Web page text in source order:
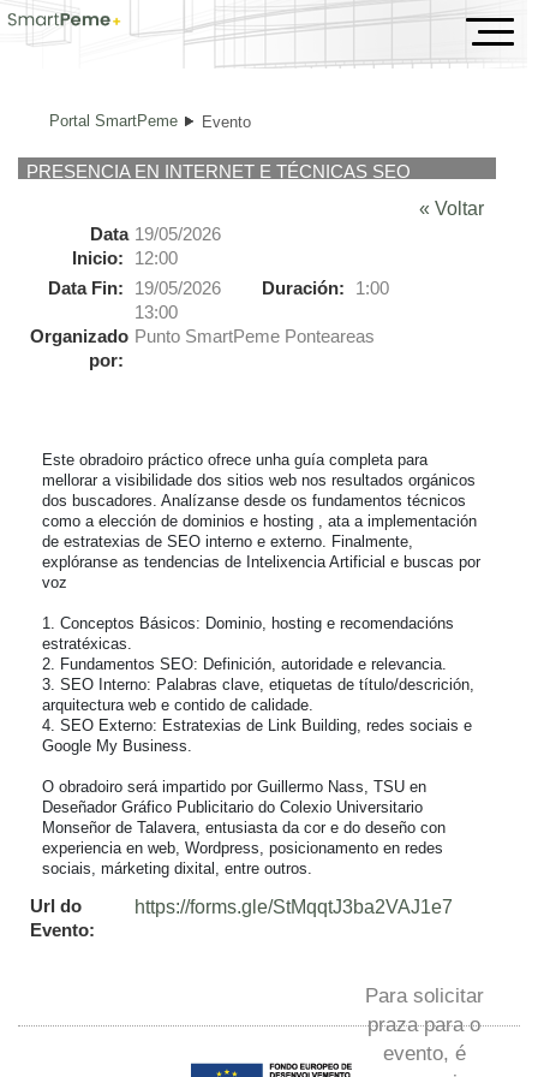
Evento
Portal SmartPeme Evento
PRESENCIA EN INTERNET E TÉCNICAS SEO
« Voltar
Data
Inicio:
19/05/2026
12:00
Data Fin:
19/05/2026
13:00
Duración: 1:00
Organizado
por:
Punto SmartPeme Ponteareas
Este obradoiro práctico ofrece unha guía completa para
mellorar a visibilidade dos sitios web nos resultados orgánicos
dos buscadores. Analízanse desde os fundamentos técnicos
como a elección de dominios e hosting , ata a implementación
de estratexias de SEO interno e externo. Finalmente,
explóranse as tendencias de Intelixencia Artificial e buscas por
voz
1. Conceptos Básicos: Dominio, hosting e recomendacións
estratéxicas.
2. Fundamentos SEO: Definición, autoridade e relevancia.
3. SEO Interno: Palabras clave, etiquetas de título/descrición,
arquitectura web e contido de calidade.
4. SEO Externo: Estratexias de Link Building, redes sociais e
Google My Business.
O obradoiro será impartido por Guillermo Nass, TSU en
Deseñador Gráfico Publicitario do Colexio Universitario
Monseñor de Talavera, entusiasta da cor e do deseño con
experiencia en web, Wordpress, posicionamento en redes
sociais, márketing dixital, entre outros.
Url do
Evento:
https://forms.gle/StMqqtJ3ba2VAJ1e7
Para solicitar
praza para o
evento, é